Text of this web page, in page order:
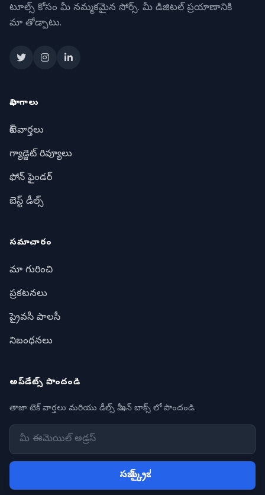
టూల్స్ కోసం మీ నమ్మకమైన సోర్స్. మీ డిజిటల్ ప్రయాణానికి
మా తోడ్పాటు.
విభాగాలు
టెక్ వార్తలు
గ్యాడ్జెట్ రివ్యూలు
ఫోన్ ఫైండర్
బెస్ట్ డీల్స్
సమాచారం
మా గురించి
ప్రకటనలు
ప్రైవసీ పాలసీ
నిబంధనలు
అప్‌డేట్స్ పొందండి
తాజా టెక్ వార్తలు మరియు డీల్స్ మీ ఇన్ బాక్స్ లో పొందండి.
సబ్ స్క్రైబ్